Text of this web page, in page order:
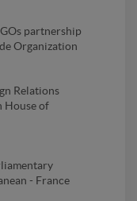
partnership
Organization
Relations
House of
- France